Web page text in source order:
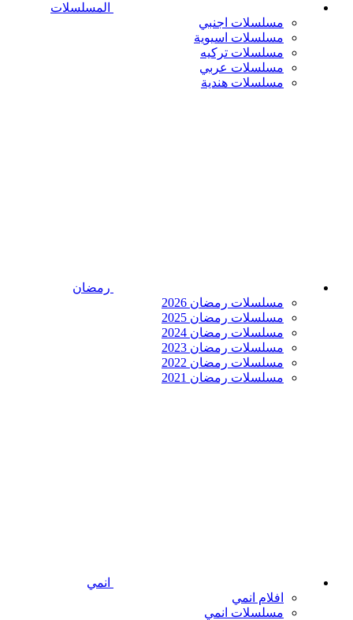
المسلسلات
مسلسلات اجنبي
مسلسلات اسيوية
مسلسلات تركيه
مسلسلات عربي
مسلسلات هندية
رمضان
مسلسلات رمضان 2026
مسلسلات رمضان 2025
مسلسلات رمضان 2024
مسلسلات رمضان 2023
مسلسلات رمضان 2022
مسلسلات رمضان 2021
انمي
افلام انمي
مسلسلات انمي